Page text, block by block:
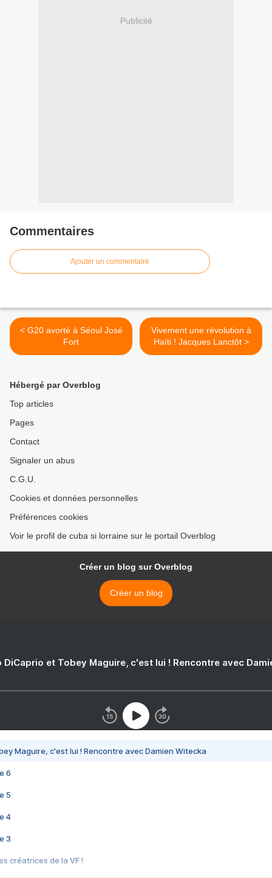
Publicité
Commentaires
Ajouter un commentaire
< G20 avorté à Séoul José
Fort
Vivement une révolution à
Haïti ! Jacques Lanctôt >
Hébergé par Overblog
Top articles
Pages
Contact
Signaler un abus
C.G.U.
Cookies et données personnelles
Préférences cookies
Voir le profil de cuba si lorraine sur le portail Overblog
Créer un blog sur Overblog
Créer un blog
DiCaprio et Tobey Maguire, c'est lui ! Rencontre avec
Maguire, c'est lui ! Rencontre avec Damien Witecka
6
5
4
3
créatrices de la VF !